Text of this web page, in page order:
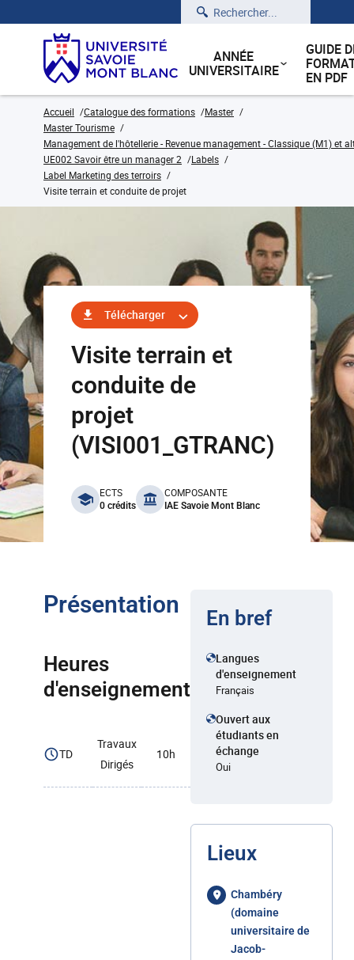
Rechercher
ANNÉE
UNIVERSITAIRE
GUIDE
EN PDF
Accueil Catalogue des formations
Master
Master Tourisme
Management de l'hôtellerie - Revenue management - Classique (M1) et
UE002 Savoir être un manager 2
Labels
Label Marketing des terroirs
Visite terrain et conduite de projet
Télécharger
Visite terrain et
conduite de
projet
(VISI001_GTRANC)
benefits
ECTS
0 crédits
COMPOSANTE
IAE Savoie Mont Blanc
Présentation
Heures
d'enseignement
TD
Travaux
Dirigés
10h
En bref
Langues
d'enseignement
Français
Ouvert aux
étudiants en
échange
Oui
Lieux
Chambéry
(domaine
universitaire de
Jacob-